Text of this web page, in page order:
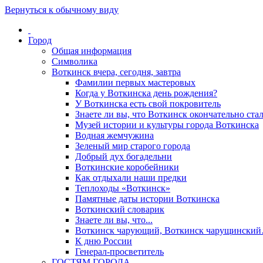
Вернуться к обычному виду
Город
Общая информация
Символика
Воткинск вчера, сегодня, завтра
Фамилии первых мастеровых
Когда у Воткинска день рождения?
У Воткинска есть свой покровитель
Знаете ли вы, что Воткинск окончательно
Музей истории и культуры города Воткинска
Водная жемчужина
Зеленый мир старого города
Добрый дух богадельни
Воткинские коробейники
Как отдыхали наши предки
Теплоходы «Воткинск»
Памятные даты истории Воткинска
Воткинский словарик
Знаете ли вы, что...
Воткинск чарующий, Воткинск
К дню России
Генерал-просветитель